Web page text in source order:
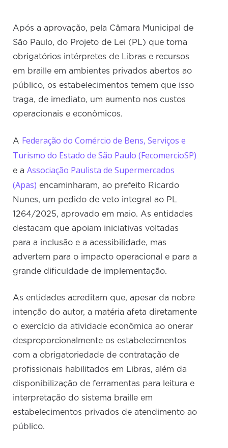
Após a aprovação, pela Câmara Municipal de
São Paulo, do Projeto de Lei (PL) que torna
obrigatórios intérpretes de Libras e recursos
em braille em ambientes privados abertos ao
público, os estabelecimentos temem que isso
traga, de imediato, um aumento nos custos
operacionais e econômicos.
A Federação do Comércio de Bens, Serviços e
Turismo do Estado de São Paulo (FecomercioSP)
e aAssociação Paulista de Supermercados
(Apas) encaminharam, ao prefeito Ricardo
Nunes, um pedido de veto integral ao PL
1264/2025, aprovado em maio. As entidades
destacam que apoiam iniciativas voltadas
para a inclusão e a acessibilidade, mas
advertem para o impacto operacional e para a
grande dificuldade de implementação.
As entidades acreditam que, apesar da nobre
intenção do autor, a matéria afeta diretamente
o exercício da atividade econômica ao onerar
desproporcionalmente os estabelecimentos
com a obrigatoriedade de contratação de
profissionais habilitados em Libras, além da
disponibilização de ferramentas para leitura e
interpretação do sistema braille em
estabelecimentos privados de atendimento ao
público.